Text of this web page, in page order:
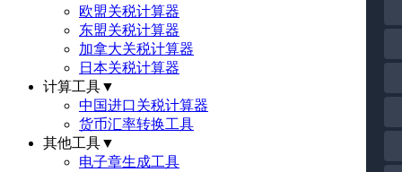
欧盟关税计算器
东盟关税计算器
加拿大关税计算器
日本关税计算器
计算工具▼
中国进口关税计算器
货币汇率转换工具
其他工具▼
电子章生成工具